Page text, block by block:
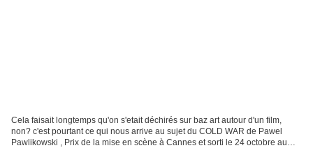
Cela faisait longtemps qu'on s'etait déchirés sur baz art autour d'un film,
non? c'est pourtant ce qui nous arrive au sujet du COLD WAR de Pawel
Pawlikowski , Prix de la mise en scène à Cannes et sorti le 24 octobre au